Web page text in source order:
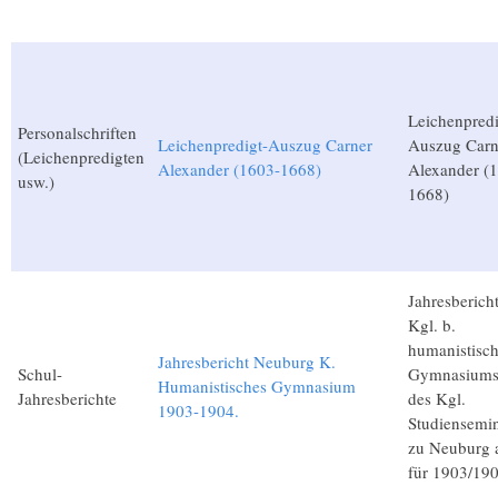
Personalschriften
(Leichenpredigten
usw.)
Leichenpredigt-Auszug Carner
Alexander (1603-1668)
Auszug
Alexander
1668)
Schul-
Jahresberichte
Jahresbericht Neuburg K.
Humanistisches Gymnasium
1903-1904.
Kgl. b.
des Kgl.
zu Neuburg
für 1903/